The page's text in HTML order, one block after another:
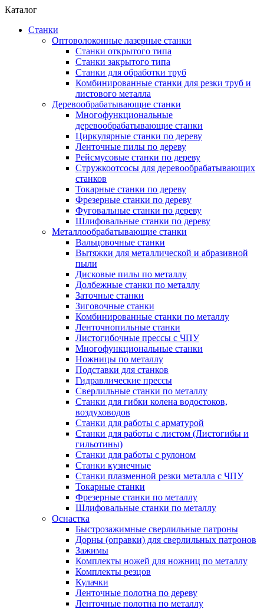
Каталог
Станки
Оптоволоконные лазерные станки
Станки открытого типа
Станки закрытого типа
Станки для обработки труб
Комбинированные станки для резки труб и
листового металла
Деревообрабатывающие станки
Многофункциональные
деревообрабатывающие станки
Циркулярные станки по дереву
Ленточные пилы по дереву
Рейсмусовые станки по дереву
Стружкоотсосы для деревообрабатывающих
станков
Токарные станки по дереву
Фрезерные станки по дереву
Фуговальные станки по дереву
Шлифовальные станки по дереву
Металлообрабатывающие станки
Вальцовочные станки
Вытяжки для металлической и абразивной
пыли
Дисковые пилы по металлу
Долбежные станки по металлу
Заточные станки
Зиговочные станки
Комбинированные станки по металлу
Ленточнопильные станки
Листогибочные прессы с ЧПУ
Многофункциональные станки
Ножницы по металлу
Подставки для станков
Гидравлические прессы
Сверлильные станки по металлу
Станки для гибки колена водостоков,
воздуховодов
Станки для работы с арматурой
Станки для работы с листом (Листогибы и
гильотины)
Станки для работы с рулоном
Станки кузнечные
Станки плазменной резки металла с ЧПУ
Токарные станки
Фрезерные станки по металлу
Шлифовальные станки по металлу
Оснастка
Быстрозажимные сверлильные патроны
Дорны (оправки) для сверлильных патронов
Зажимы
Комплекты ножей для ножниц по металлу
Комплекты резцов
Кулачки
Ленточные полотна по дереву
Ленточные полотна по металлу